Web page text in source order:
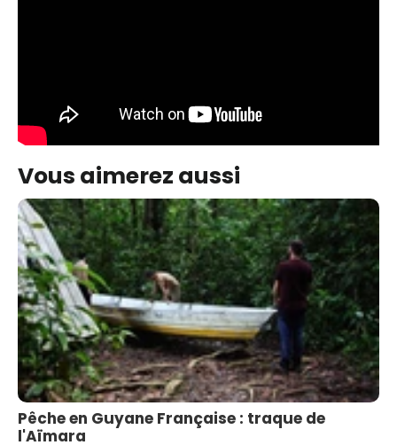
Vous aimerez aussi
Pêche en Guyane Française : traque de
l'Aïmara